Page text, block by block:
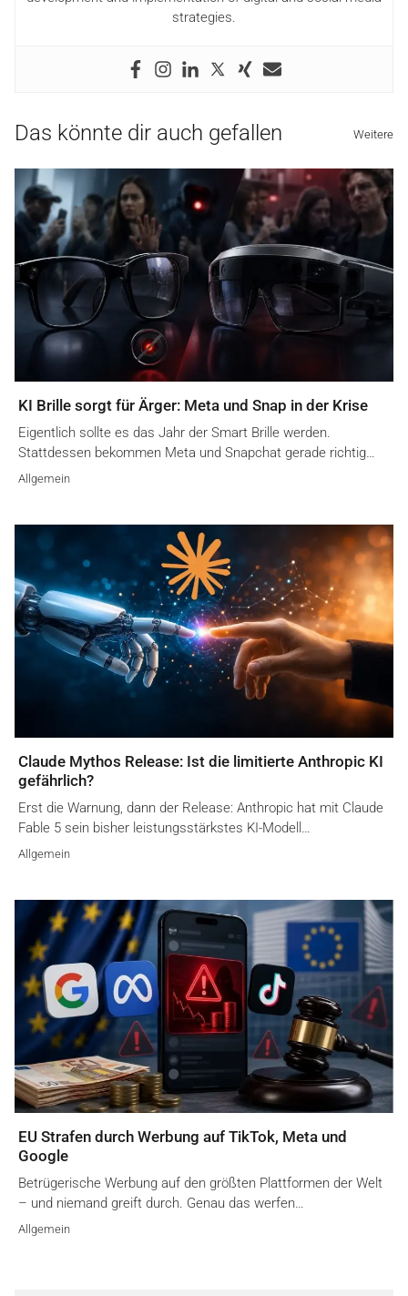
strategies.
Das könnte dir auch gefallen Weitere
KI Brille sorgt für Ärger: Meta und Snap in der Krise
Eigentlich sollte es das Jahr der Smart Brille werden.
Stattdessen bekommen Meta und Snapchat gerade richtig…
Allgemein
Claude Mythos Release: Ist die limitierte Anthropic KI
gefährlich?
Erst die Warnung, dann der Release: Anthropic hat mit Claude
Fable 5 sein bisher leistungsstärkstes KI-Modell…
Allgemein
EU Strafen durch Werbung auf TikTok, Meta und
Google
Betrügerische Werbung auf den größten Plattformen der Welt
– und niemand greift durch. Genau das werfen…
Allgemein